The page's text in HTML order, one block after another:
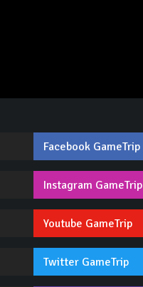
Facebook GameTrip
Instagram GameTrip
Youtube GameTrip
Twitter GameTrip